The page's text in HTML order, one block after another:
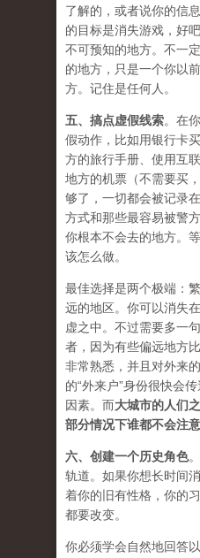
了解的，或者说你的信
的目标是消失游戏，好
不可预知的地方。不一
的地方，只是一个你以
方。记住是任何人。
五、 搞点虚假线索。在
假动作，比如用银行卡
方的旅行手册、使用互
地方的机票（不需要买
够了，一切都会被记录
方式和那些最容易被警
你根本不会去的地方。
该怎么做。
最佳选择是两个极端：
远的地区。你可以消失
虚之中。不过需要多一
者，因为有些偏远地方
非常熟悉，并且对外来
的“外来户”身份很快会
因素。而大城市的人们
部分情况下谁都不会注
六、 创建一个历史角色
轨道。如果你想长时间
着你的旧有性格，你的
都要改变。
你必须学会​​自然地回答